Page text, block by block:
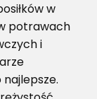
w
potrawach
i